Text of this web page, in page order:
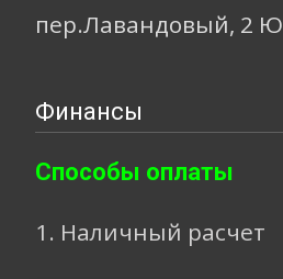
пер.Лавандовый, 2 Ю
Финансы
Способы оплаты
1. Наличный расчет